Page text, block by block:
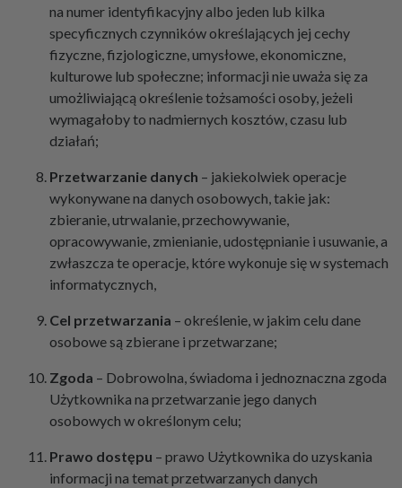
na numer identyfikacyjny albo jeden lub kilka
specyficznych czynników określających jej cechy
fizyczne, fizjologiczne, umysłowe, ekonomiczne,
kulturowe lub społeczne; informacji nie uważa się za
umożliwiającą określenie tożsamości osoby, jeżeli
wymagałoby to nadmiernych kosztów, czasu lub
działań;
Przetwarzanie danych – jakiekolwiek operacje
wykonywane na danych osobowych, takie jak:
zbieranie, utrwalanie, przechowywanie,
opracowywanie, zmienianie, udostępnianie i usuwanie, a
zwłaszcza te operacje, które wykonuje się w systemach
informatycznych,
Cel przetwarzania – określenie, w jakim celu dane
osobowe są zbierane i przetwarzane;
Zgoda – Dobrowolna, świadoma i jednoznaczna zgoda
Użytkownika na przetwarzanie jego danych
osobowych w określonym celu;
Prawo dostępu – prawo Użytkownika do uzyskania
informacji na temat przetwarzanych danych